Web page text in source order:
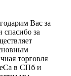
Вас за
за
торговля
в СПб и